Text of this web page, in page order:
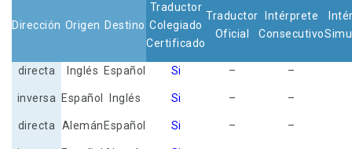
Dirección Origen Destino
Traductor
Colegiado
Certificado
Traductor
Oficial
Intérprete
Consecutivo
directa Inglés Español Si – –
inversa Español Inglés Si – –
directa Alemán Español Si – –